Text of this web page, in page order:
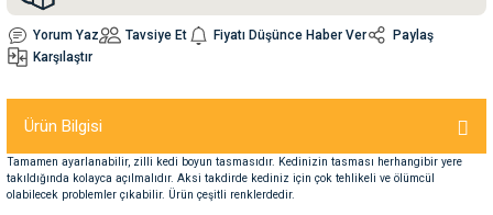
Yorum Yaz Tavsiye Et Fiyatı Düşünce Haber Ver
Paylaş
Karşılaştır
Ürün Bilgisi
Tamamen ayarlanabilir, zilli kedi boyun tasmasıdır. Kedinizin tasması herhangibir yere
takıldığında kolayca açılmalıdır. Aksi takdirde kediniz için çok tehlikeli ve ölümcül
olabilecek problemler çıkabilir. Ürün çeşitli renklerdedir.